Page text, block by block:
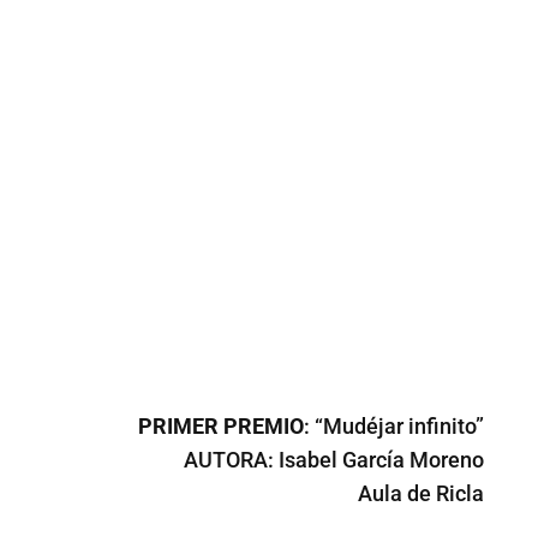
PRIMER PREMIO: “Mudéjar infinito”
AUTORA: Isabel García Moreno
Aula de Ricla